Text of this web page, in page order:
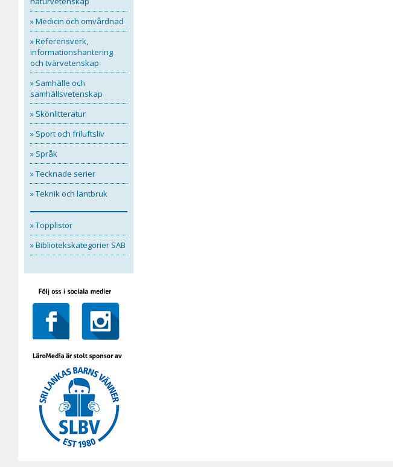
» Medicin och omvårdnad
» Referensverk,
informationshantering
och tvärvetenskap
» Samhälle och
samhällsvetenskap
» Skönlitteratur
» Sport och friluftsliv
» Språk
» Tecknade serier
» Teknik och lantbruk
» Topplistor
» Bibliotekskategorier SAB